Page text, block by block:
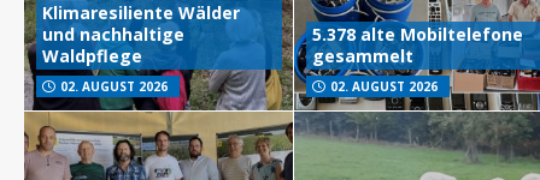
Klimaresiliente Wälder
und nachhaltige
Waldpflege
02. AUGUST 2026
5.378 alte Mobiltelefone
gesammelt
02. AUGUST 2026